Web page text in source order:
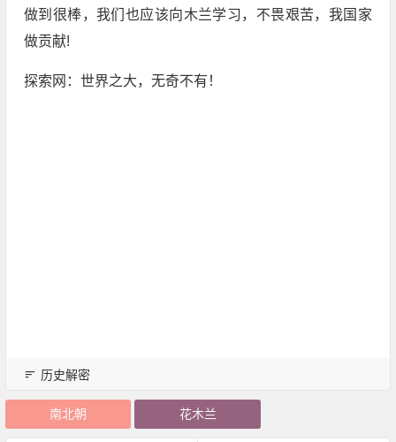
做到很棒，我们也应该向木兰学习，不畏艰苦，我国家
做贡献!
探索网：世界之大，无奇不有！
历史解密
南北朝 花木兰